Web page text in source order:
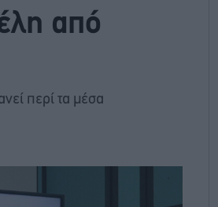
από
περί τα μέσα